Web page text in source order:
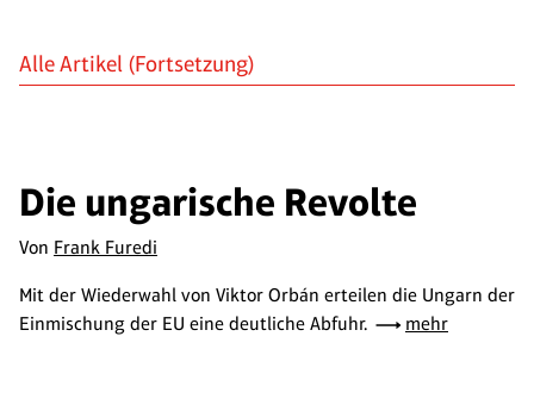
Alle Artikel (Fortsetzung)
Die ungarische Revolte
Von Frank Furedi
Mit der Wiederwahl von Viktor Orbán erteilen die Ungarn der
Einmischung der EU eine deutliche Abfuhr.
mehr